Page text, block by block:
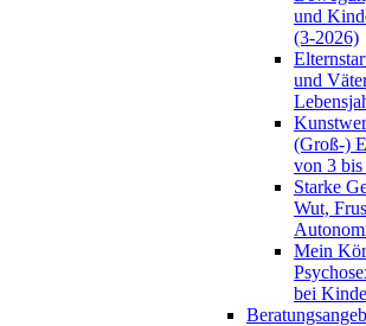
und
(3-2026)
und
(Groß-)
von 3 bis
Starke
Wut,
Mein
bei